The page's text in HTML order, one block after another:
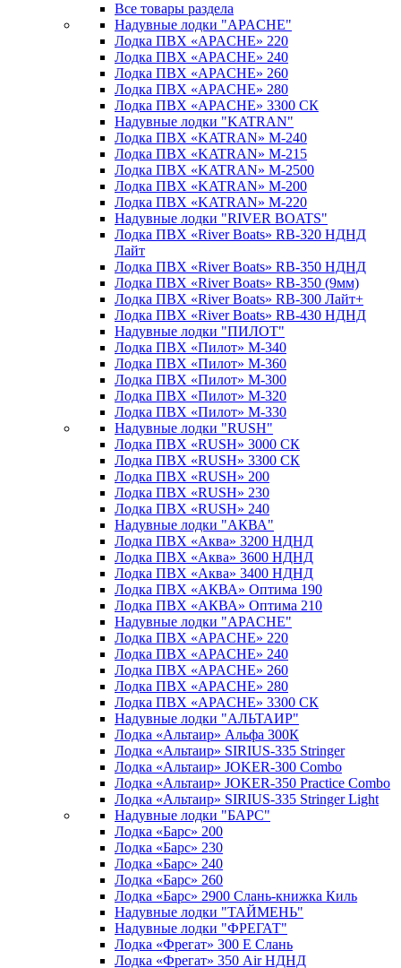
Все товары раздела
Надувные лодки "APACHE"
Лодка ПВХ «APACHE» 220
Лодка ПВХ «APACHE» 240
Лодка ПВХ «APACHE» 260
Лодка ПВХ «APACHE» 280
Лодка ПВХ «APACHE» 3300 СК
Надувные лодки "KATRAN"
Лодка ПВХ «KATRAN» M-240
Лодка ПВХ «KATRAN» M-215
Лодка ПВХ «KATRAN» M-2500
Лодка ПВХ «KATRAN» M-200
Лодка ПВХ «KATRAN» M-220
Надувные лодки "RIVER BOATS"
Лодка ПВХ «River Boats» RB-320 НДНД
Лайт
Лодка ПВХ «River Boats» RB-350 НДНД
Лодка ПВХ «River Boats» RB-350 (9мм)
Лодка ПВХ «River Boats» RB-300 Лайт+
Лодка ПВХ «River Boats» RB-430 НДНД
Надувные лодки "ПИЛОТ"
Лодка ПВХ «Пилот» М-340
Лодка ПВХ «Пилот» М-360
Лодка ПВХ «Пилот» М-300
Лодка ПВХ «Пилот» М-320
Лодка ПВХ «Пилот» М-330
Надувные лодки "RUSH"
Лодка ПВХ «RUSH» 3000 СК
Лодка ПВХ «RUSH» 3300 СК
Лодка ПВХ «RUSH» 200
Лодка ПВХ «RUSH» 230
Лодка ПВХ «RUSH» 240
Надувные лодки "АКВА"
Лодка ПВХ «Аква» 3200 НДНД
Лодка ПВХ «Аква» 3600 НДНД
Лодка ПВХ «Аква» 3400 НДНД
Лодка ПВХ «АКВА» Оптима 190
Лодка ПВХ «АКВА» Оптима 210
Надувные лодки "APACHE"
Лодка ПВХ «APACHE» 220
Лодка ПВХ «APACHE» 240
Лодка ПВХ «APACHE» 260
Лодка ПВХ «APACHE» 280
Лодка ПВХ «APACHE» 3300 СК
Надувные лодки "АЛЬТАИР"
Лодка «Альтаир» Альфа 300К
Лодка «Альтаир» SIRIUS-335 Stringer
Лодка «Альтаир» JOKER-300 Combo
Лодка «Альтаир» JOKER-350 Practice Combo
Лодка «Альтаир» SIRIUS-335 Stringer Light
Надувные лодки "БАРС"
Лодка «Барс» 200
Лодка «Барс» 230
Лодка «Барс» 240
Лодка «Барс» 260
Лодка «Барс» 2900 Слань-книжка Киль
Надувные лодки "ТАЙМЕНЬ"
Надувные лодки "ФРЕГАТ"
Лодка «Фрегат» 300 Е Слань
Лодка «Фрегат» 350 Air НДНД